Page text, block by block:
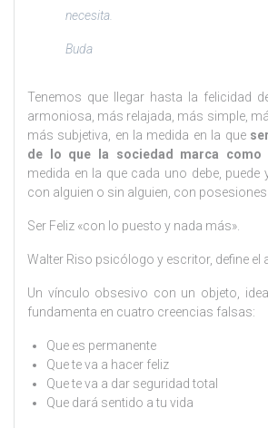
necesita.
Buda
Tenemos que llegar hasta la felicidad
armoniosa, más relajada, más simple,
más subjetiva, en la medida en la que
de lo que la sociedad marca como
medida en la que cada uno debe, puede
con alguien o sin alguien, con
Ser Feliz «con lo puesto y nada más».
Walter Riso psicólogo y escritor, define el
Un vínculo obsesivo con un objeto,
fundamenta en cuatro creencias falsas:
Que es permanente
Que te va a hacer feliz
Que te va a dar seguridad total
Que dará sentido a tu vida